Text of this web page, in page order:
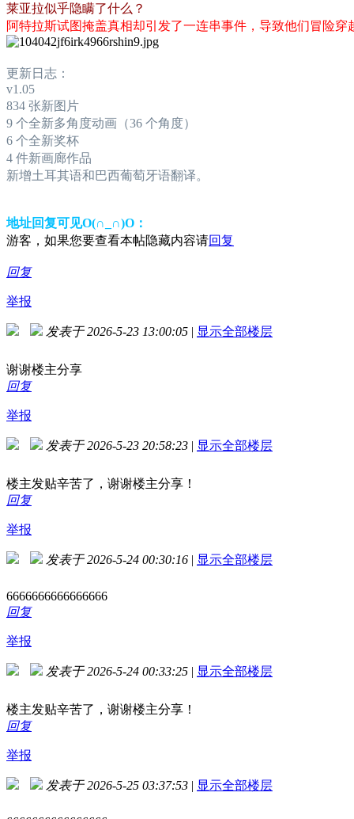
莱亚拉似乎隐瞒了什么？
阿特拉斯试图掩盖真相却引发了一连串事件，导致他们冒险穿
更新日志：
v1.05
834 张新图片
9 个全新多角度动画（36 个角度）
6 个全新奖杯
4 件新画廊作品
新增土耳其语和巴西葡萄牙语翻译。
地址回复可见O(∩_∩)O：
游客，如果您要查看本帖隐藏内容请回复
回复
举报
发表于 2026-5-23 13:00:05 | 显示全部楼层
谢谢楼主分享
回复
举报
发表于 2026-5-23 20:58:23 | 显示全部楼层
楼主发贴辛苦了，谢谢楼主分享！
回复
举报
发表于 2026-5-24 00:30:16 | 显示全部楼层
6666666666666666
回复
举报
发表于 2026-5-24 00:33:25 | 显示全部楼层
楼主发贴辛苦了，谢谢楼主分享！
回复
举报
发表于 2026-5-25 03:37:53 | 显示全部楼层